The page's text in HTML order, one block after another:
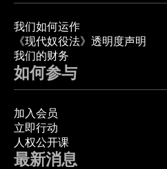
我们如何运作
《现代奴役法》透明度声明
我们的财务
如何参与
加入会员
立即行动
人权公开课
最新消息